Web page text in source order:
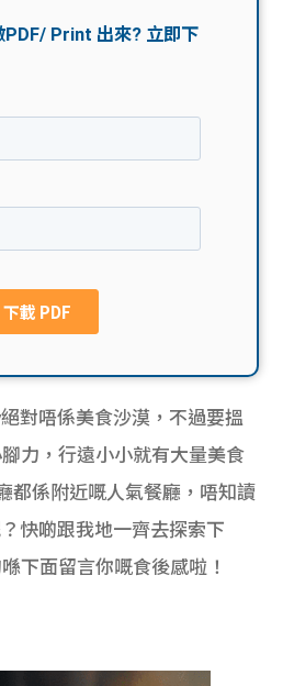
費貸
計數
網上
私人
貸款
貸款
計數
Exc
Gui
校園
Gui
de
理財
Gui
對唔係美食沙漠，不過要搵
力，行遠小小就有大量美食
都係附近嘅人氣餐廳，唔知讀
快啲跟我地一齊去探索下
下面留言你嘅食後感啦！